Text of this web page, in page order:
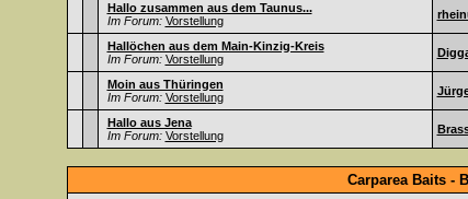
Hallo zusammen aus dem Taunus...
Im Forum: Vorstellung
Hallöchen aus dem Main-Kinzig-Kreis
Im Forum: Vorstellung
Moin aus Thüringen
Im Forum: Vorstellung
Hallo aus Jena
Im Forum: Vorstellung
Carparea Baits -